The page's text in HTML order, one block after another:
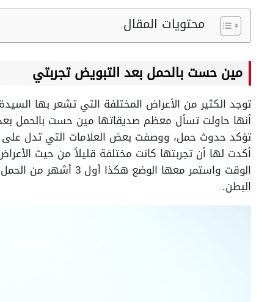
محتويات المقال
مين حست بالحمل بعد التبويض تجربتي
توجد الكثير من الأعراض المختلفة التي تشعر بها
أنها حاولت تسأل معظم صديقاتها مين حست بالحمل
تؤكد حدوث حمل، ووصفت بعض العلامات التي تدل
أكدت لها أن تجربتها كانت مختلفة قليلاً من حيث
الوقت واستمر معها
البطن.